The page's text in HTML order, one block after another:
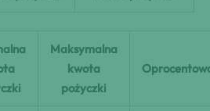
Maksymalna
kwota
pożyczki